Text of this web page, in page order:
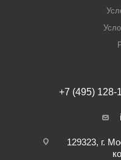
+7 (495) 128-
129323, г.